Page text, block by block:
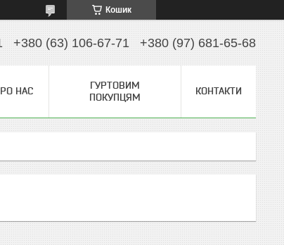
Кошик
+380 (63) 106-67-71 +380 (97) 681-65-68
НАС
ГУРТОВИМ
ПОКУПЦЯМ
КОНТАКТИ